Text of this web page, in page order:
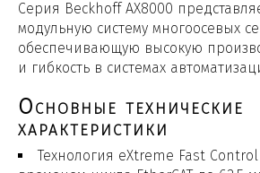
Серия Beckhoff AX8000
модульную систему многоосевых
обеспечивающую высокую
и гибкость в системах
Основные технические
характеристики
Технология eXtreme Fast Control